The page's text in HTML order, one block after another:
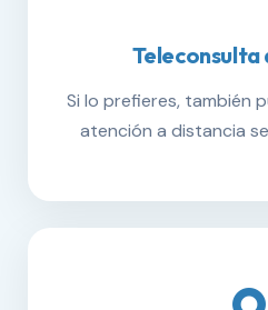
Teleconsulta
Si lo prefieres, también
atención a distancia